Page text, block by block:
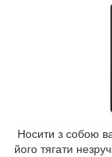
Носити з собою
його тягати